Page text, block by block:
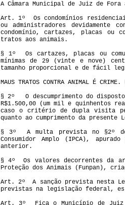
A Câmara Municipal de Juiz de
Art. 1º Os condomínios
ou administradores devidamente
condomínio, cartazes, placas ou
tratos aos animais.
§ 1º Os cartazes, placas ou
mínimas de 29 (vinte e nove)
tamanho proporcional e de fácil
MAUS TRATOS CONTRA ANIMAL É
§ 2º O descumprimento do
R$1.500,00 (um mil e quinhentos
caso o critério de dupla visita
quanto ao cumprimento da presente
§ 3º A multa prevista no §2º
Consumidor Amplo (IPCA),
anterior.
§ 4º Os valores decorrentes da
Proteção dos Animais (Funpan),
Art. 2º A sanção prevista nesta
previstas na legislação federal,
Art. 3º Fica o Município de Juiz